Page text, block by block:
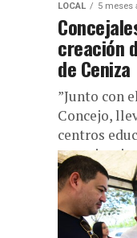
LOCAL 5 meses
creación
de Ceniza
”Junto con
Concejo,
centros